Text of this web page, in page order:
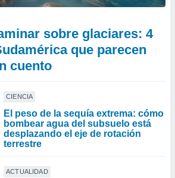
sobre glaciares: 4
que parecen
cuento
CIENCIA
El peso de la sequía extrema: cómo
bombear agua del subsuelo está
desplazando el eje de rotación
terrestre
ACTUALIDAD